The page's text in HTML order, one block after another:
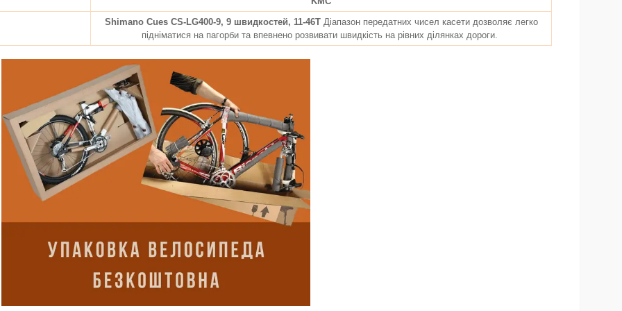
Shimano Cues CS-LG400-9, 9 швидкостей, 11-46TДіапазон передатних чисел касети дозволяє легко
підніматися на пагорби та впевнено розвивати швидкість на рівних ділянках дороги.